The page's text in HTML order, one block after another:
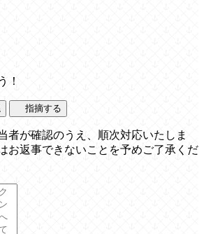
！
指摘する
者が確認のうえ、順次対応いたしま
お返事できないことを予めご了承くだ